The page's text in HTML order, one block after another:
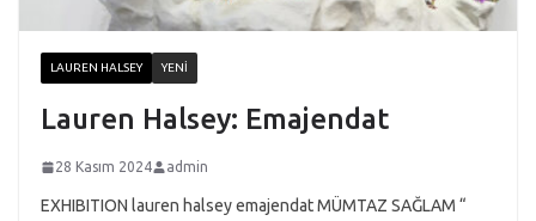
LAUREN HALSEY YENI
Lauren Halsey: Emajendat
28 Kasım 2024 admin
EXHIBITION lauren halsey emajendat MÜMTAZ SAĞLAM “